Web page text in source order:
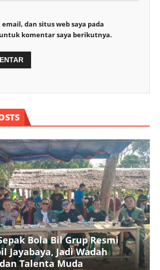
dan situs web saya pada
komentar saya berikutnya.
Bola Bil Grup Resmi
Jayabaya, Jadi Wadah
Talenta Muda